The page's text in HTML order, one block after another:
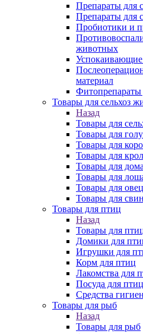
Препараты для
Препараты для
Пробиотики и
животных
материал
Товары для сельхоз
Назад
Товары для
Товары для
Товары для
Товары для
Товары для
Товары для
Товары для
Товары для
Товары для птиц
Назад
Товары для
Домики для
Игрушки для
Корм для птиц
Лакомства для
Посуда для птиц
Средства
Товары для рыб
Назад
Товары для рыб